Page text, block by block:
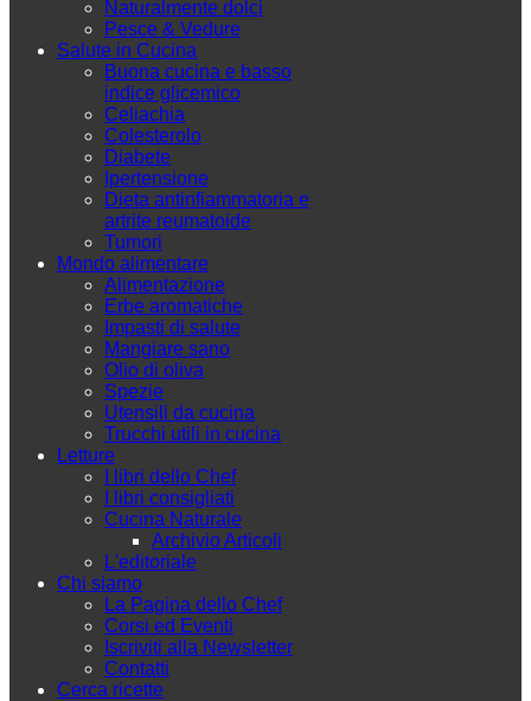
Naturalmente dolci
Pesce & Vedure
Salute in Cucina
Buona cucina e basso
indice glicemico
Celiachia
Colesterolo
Diabete
Ipertensione
Dieta antinfiammatoria e
artrite reumatoide
Tumori
Mondo alimentare
Alimentazione
Erbe aromatiche
Impasti di salute
Mangiare sano
Olio di oliva
Spezie
Utensili da cucina
Trucchi utili in cucina
Letture
I libri dello Chef
I libri consigliati
Cucina Naturale
Archivio Articoli
L'editoriale
Chi siamo
La Pagina dello Chef
Corsi ed Eventi
Iscriviti alla Newsletter
Contatti
Cerca ricette